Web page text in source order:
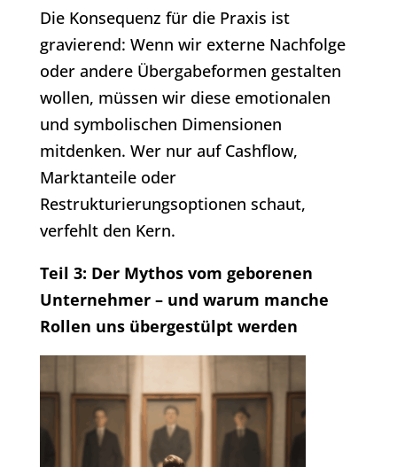
Die Konsequenz für die Praxis ist
gravierend: Wenn wir externe Nachfolge
oder andere Übergabeformen gestalten
wollen, müssen wir diese emotionalen
und symbolischen Dimensionen
mitdenken. Wer nur auf Cashflow,
Marktanteile oder
Restrukturierungsoptionen schaut,
verfehlt den Kern.
Teil 3: Der Mythos vom geborenen
Unternehmer – und warum manche
Rollen uns übergestülpt werden